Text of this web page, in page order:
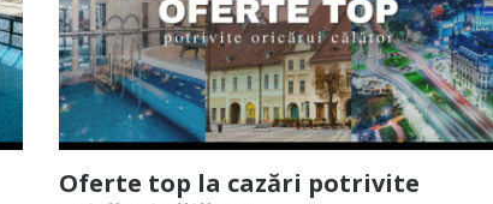
Oferte top la cazări potrivite